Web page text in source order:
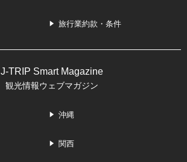
旅行業約款・条件
J-TRIP Smart Magazine
観光情報ウェブマガジン
沖縄
関西